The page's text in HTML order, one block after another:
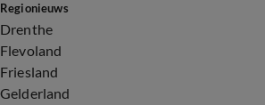
Regionieuws
Drenthe
Flevoland
Friesland
Gelderland